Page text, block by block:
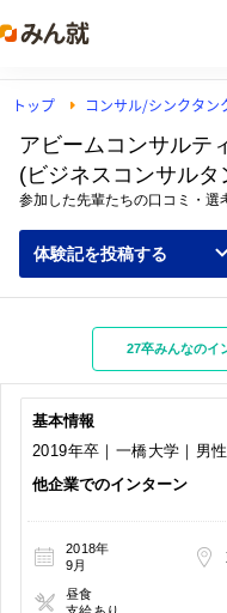
トップ コンサル/シンクタン
アビームコンサルテ
(ビジネスコンサル
参加した先輩たちの口コミ・選
体験記を投稿する
27卒みんなのイ
基本情報
2019年卒｜一橋大学｜男
他企業でのインターン
2018年
9月
昼食